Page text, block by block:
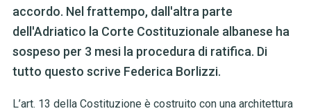
accordo. Nel frattempo, dall'altra parte
dell'Adriatico la Corte Costituzionale albanese ha
sospeso per 3 mesi la procedura di ratifica. Di
tutto questo scrive Federica Borlizzi.
L’art. 13 della Costituzione è costruito con una architettura